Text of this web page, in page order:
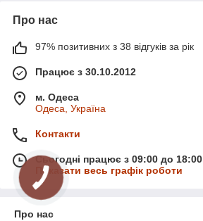
Про нас
97% позитивних з 38 відгуків за рік
Працює з 30.10.2012
м. Одеса
Одеса, Україна
Контакти
Сьогодні працює з 09:00 до 18:00
Показати весь графік роботи
Про нас